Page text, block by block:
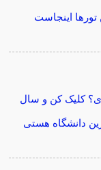
تورها اینجاست
کلیک کن و سال
دانشگاه هستی